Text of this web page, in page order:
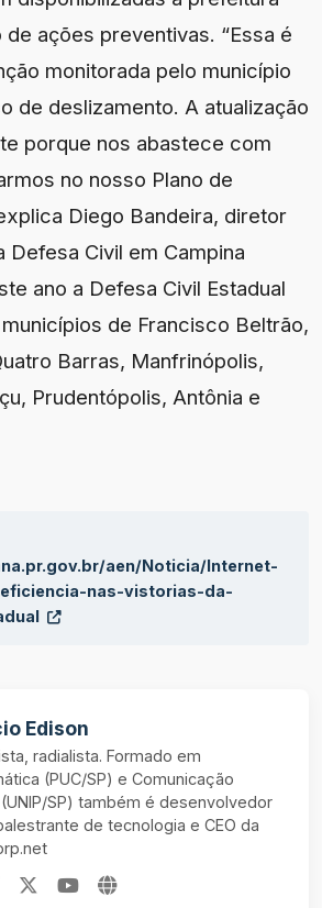
de ações preventivas. “Essa é
monitorada pelo município
de deslizamento. A atualização
porque nos abastece com
no nosso Plano de
Diego Bandeira, diretor
Defesa Civil em Campina
ano a Defesa Civil Estadual
de Francisco Beltrão,
Barras, Manfrinópolis,
Prudentópolis, Antônia e
aen/Noticia/Internet-
nas-vistorias-da-
Edison
radialista. Formado em
(PUC/SP) e Comunicação
SP) também é desenvolvedor
de tecnologia e CEO da